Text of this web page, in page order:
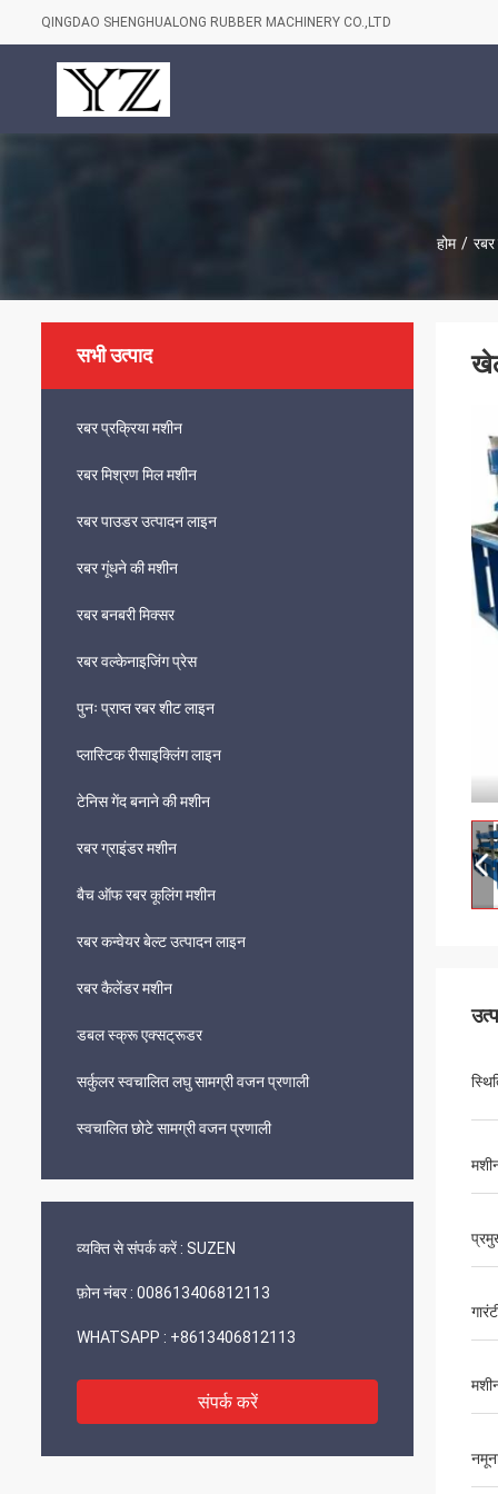
QINGDAO SHENGHUALONG RUBBER MACHINERY CO.,LTD
होम /
सभी उत्पाद
रबर प्रक्रिया मशीन
रबर मिश्रण मिल मशीन
रबर पाउडर उत्पादन लाइन
रबर गूंधने की मशीन
रबर बनबरी मिक्सर
रबर वल्केनाइजिंग प्रेस
पुनः प्राप्त रबर शीट लाइन
प्लास्टिक रीसाइक्लिंग लाइन
टेनिस गेंद बनाने की मशीन
रबर ग्राइंडर मशीन
बैच ऑफ रबर कूलिंग मशीन
रबर कन्वेयर बेल्ट उत्पादन लाइन
रबर कैलेंडर मशीन
डबल स्क्रू एक्सट्रूडर
सर्कुलर स्वचालित लघु सामग्री वजन प्रणाली
स्वचालित छोटे सामग्री वजन प्रणाली
व्यक्ति से संपर्क करें : SUZEN
फ़ोन नंबर : 008613406812113
WHATSAPP : +8613406812113
संपर्क करें